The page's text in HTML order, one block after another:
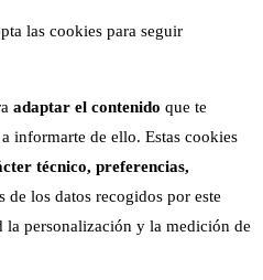
las cookies para seguir
adaptar el contenido que te
informarte de ello. Estas cookies
técnico, preferencias,
de los datos recogidos por este
personalización y la medición de